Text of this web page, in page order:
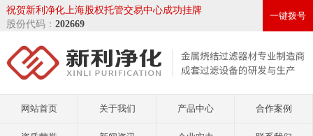
祝贺新利净化上海股权托管交易中心成功挂牌
股份代码： 202669
一键拨号
网站首页 关于我们 产品中心 合作案例